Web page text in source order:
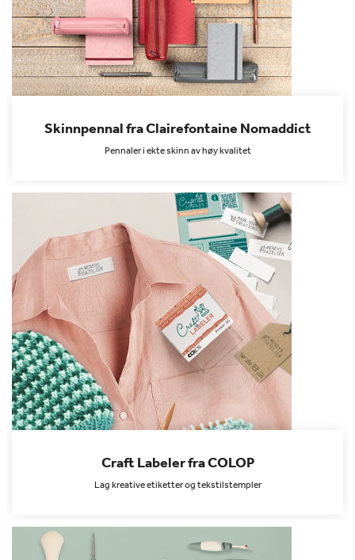
Skinnpennal fra Clairefontaine Nomaddict
Pennaler i ekte skinn av høy kvalitet
Craft Labeler fra COLOP
Lag kreative etiketter og tekstilstempler